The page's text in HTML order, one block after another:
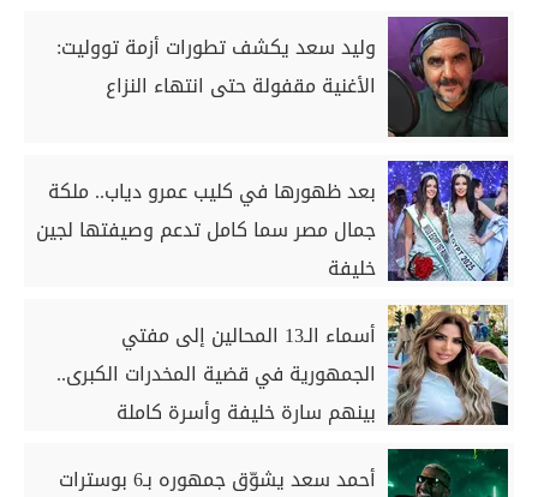
وليد سعد يكشف تطورات أزمة تووليت:
الأغنية مقفولة حتى انتهاء النزاع
بعد ظهورها في كليب عمرو دياب.. ملكة
جمال مصر سما كامل تدعم وصيفتها لجين
خليفة
أسماء الـ13 المحالين إلى مفتي
الجمهورية في قضية المخدرات الكبرى..
بينهم سارة خليفة وأسرة كاملة
أحمد سعد يشوّق جمهوره بـ6 بوسترات